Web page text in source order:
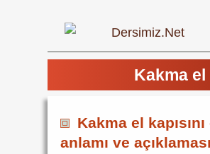
Kakma el
Kakma el
anlamı ve